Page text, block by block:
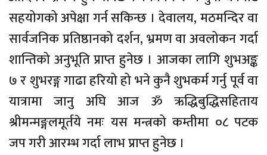
सहयोगको अपेक्षा गर्न सकिन्छ । देवालय, मठमन्दिर वा
सार्वजनिक प्रतिष्ठानको दर्शन, भ्रमण वा अवलोकन गर्दा
शान्तिको अनुभूति प्राप्त हुनेछ । आजका लागि शुभअङ्क
७ र शुभरङ्ग गाढा हरियो हो भने कुनै शुभकर्म गर्नु पूर्व वा
यात्रामा जानु अघि आज ॐ ऋद्धिबुद्धिसहिताय
श्रीमन्मङ्गलमूर्तये नमः यस मन्त्रको कम्तीमा ०८ पटक
जप गरी आरम्भ गर्दा लाभ प्राप्त हुनेछ ।